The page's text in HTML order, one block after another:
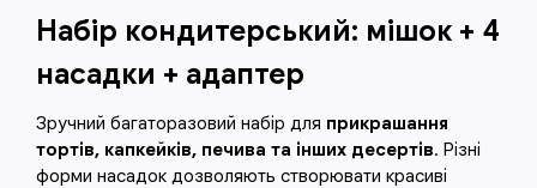
Набір кондитерський: мішок + 4
насадки + адаптер
Зручний багаторазовий набір для прикрашання
тортів, капкейків, печива та інших десертів. Різні
форми насадок дозволяють створювати красиві